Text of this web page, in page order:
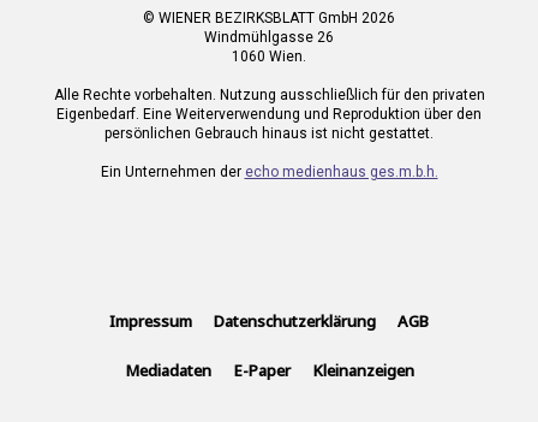
© WIENER BEZIRKSBLATT GmbH 2026
Windmühlgasse 26
1060 Wien.
Alle Rechte vorbehalten. Nutzung ausschließlich für den privaten
Eigenbedarf. Eine Weiterverwendung und Reproduktion über den
persönlichen Gebrauch hinaus ist nicht gestattet.
Ein Unternehmen der echo medienhaus ges.m.b.h.
Impressum Datenschutzerklärung AGB
Mediadaten E-Paper Kleinanzeigen